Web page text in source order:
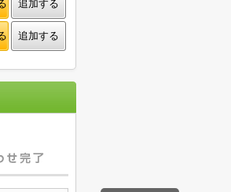
追加する
追加する